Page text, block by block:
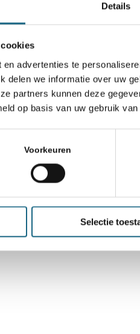
Details
advertenties te
delen we informatie over uw
partners kunnen deze
op basis van uw gebruik
Voorkeuren
Selectie
jarig jubileum
met 600 pagina’s